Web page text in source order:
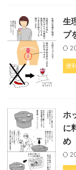
生
プ
便
ホ
に
め